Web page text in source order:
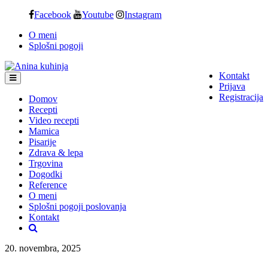
content
Facebook Youtube Instagram
O meni
Splošni pogoji
Kontakt
Prijava
Registracija
Domov
Recepti
Video recepti
Mamica
Pisarije
Zdrava & lepa
Trgovina
Dogodki
Reference
O meni
Splošni pogoji poslovanja
Kontakt
20. novembra, 2025